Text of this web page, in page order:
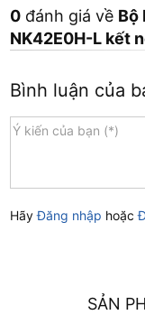
0 đánh giá về Bộ
NK42E0H-L kết
Bình luận của
HãyĐăng nhập hoặc
SẢN